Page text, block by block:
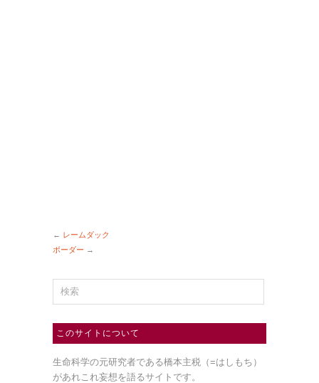
← レームダック
ボーダー →
このサイトについて
生命科学の元研究者である橋本主税（=はしもち）
があれこれ妄想を語るサイトです。